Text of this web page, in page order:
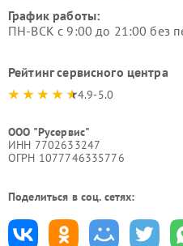
График работы:
ПН-ВСК с 9:00 до 21:00 без
Рейтинг сервисного центра
4.9-5.0
ООО "Русервис"
ИНН 7702633247
ОГРН 1077746335776
Поделиться в соц. сетях: